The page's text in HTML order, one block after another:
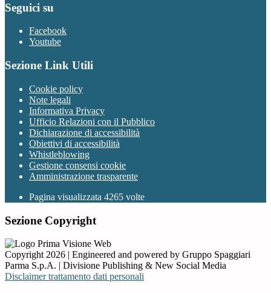
Seguici su
Facebook
Youtube
Sezione Link Utili
Cookie policy
Note legali
Informativa Privacy
Ufficio Relazioni con il Pubblico
Dichiarazione di accessibilità
Obiettivi di accessibilità
Whistleblowing
Gestione consensi cookie
Amministrazione trasparente
Pagina visualizzata 4265 volte
Sezione Copyright
Copyright 2026 | Engineered and powered by Gruppo Spaggiari
Parma S.p.A. | Divisione Publishing & New Social Media
Disclaimer trattamento dati personali